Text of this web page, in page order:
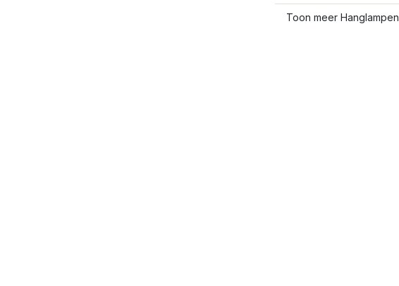
Toon meer Hanglampen